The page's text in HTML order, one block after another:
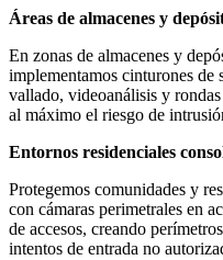
Áreas de almacenes y
En zonas de almacenes y
implementamos cinturones de
vallado, videoanálisis y
al máximo el riesgo de
Entornos residenciales
Protegemos comunidades y
con cámaras perimetrales en
de accesos, creando
intentos de entrada no